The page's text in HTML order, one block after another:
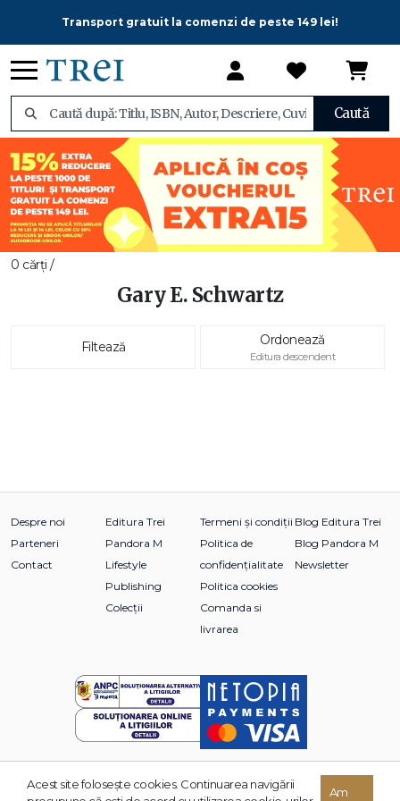
Transport gratuit la comenzi de peste 149 lei!
Caută
0 cărți /
Gary E. Schwartz
Filtează Ordonează
Editura descendent
Despre noi
Parteneri
Contact
Editura Trei
Pandora M
Lifestyle
Publishing
Colecții
Termeni și condiții
Politica de
confidențialitate
Politica cookies
Comanda si
livrarea
Blog Editura Trei
Blog Pandora M
Newsletter
© 2026 Grupul Editorial TREI. Toate drepturile rezervate.
Acest site foloseşte cookies. Continuarea navigării
Am